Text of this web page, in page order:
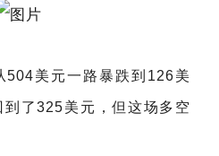
504美元一路暴跌到126美
了325美元，但这场多空